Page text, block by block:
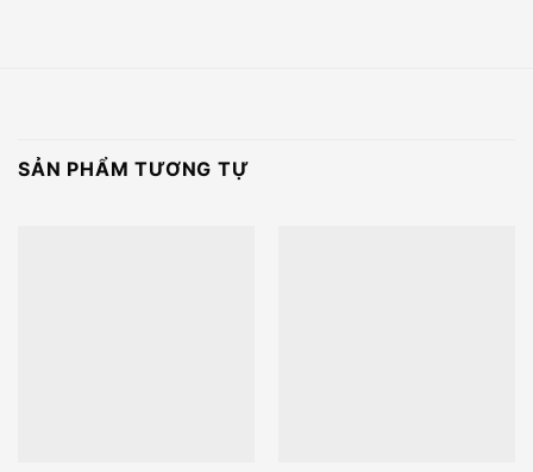
SẢN PHẨM TƯƠNG TỰ